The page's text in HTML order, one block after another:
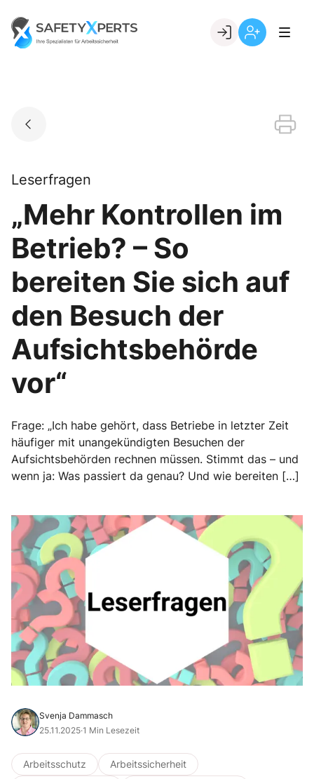
content
Go to landing page.
Leserfragen
„Mehr Kontrollen im
Betrieb? – So
bereiten Sie sich auf
den Besuch der
Aufsichtsbehörde
vor“
Frage: „Ich habe gehört, dass Betriebe in letzter Zeit
häufiger mit unangekündigten Besuchen der
Aufsichtsbehörden rechnen müssen. Stimmt das – und
wenn ja: Was passiert da genau? Und wie bereiten […]
Svenja Dammasch
25.11.2025·1 Min Lesezeit
Arbeitsschutz
Arbeitssicherheit